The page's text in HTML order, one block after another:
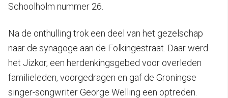
Schoolholm nummer 26.
Na de onthulling trok een deel van het gezelschap
naar de synagoge aan de Folkingestraat. Daar werd
het Jizkor, een herdenkingsgebed voor overleden
familieleden, voorgedragen en gaf de Groningse
singer-songwriter George Welling een optreden.